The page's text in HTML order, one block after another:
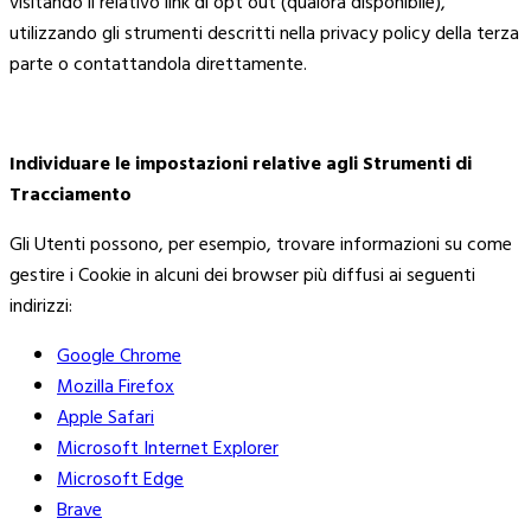
utilizzando gli strumenti descritti nella privacy policy della terza
parte o contattandola direttamente.
Individuare le impostazioni relative agli Strumenti di
Tracciamento
Gli Utenti possono, per esempio, trovare informazioni su come
gestire i Cookie in alcuni dei browser più diffusi ai seguenti
indirizzi:
Google Chrome
Mozilla Firefox
Apple Safari
Microsoft Internet Explorer
Microsoft Edge
Brave